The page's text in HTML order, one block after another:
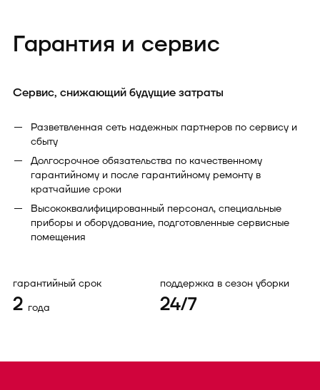
Гарантия и сервис
Сервис, снижающий будущие затраты
Разветвленная сеть надежных партнеров по сервису и
сбыту
Долгосрочное обязательства по качественному
гарантийному и после гарантийному ремонту в
кратчайшие сроки
Высококвалифицированный персонал, специальные
приборы и оборудование, подготовленные сервисные
помещения
гарантийный срок
2 года
поддержка в сезон уборки
24/7